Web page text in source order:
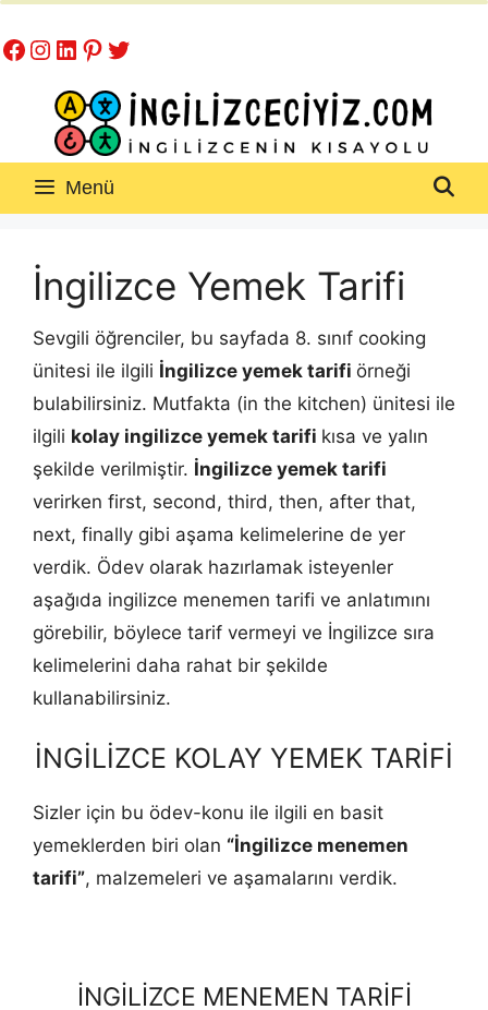
atla
Facebook
Instagram
LinkedIn
Pinterest
Twitter
Menü
İngilizce Yemek Tarifi
Sevgili öğrenciler, bu sayfada 8. sınıf cooking
ünitesi ile ilgili İngilizce yemek tarifi örneği
bulabilirsiniz. Mutfakta (in the kitchen) ünitesi ile
ilgili kolay ingilizce yemek tarifi kısa ve yalın
şekilde verilmiştir. İngilizce yemek tarifi
verirken first, second, third, then, after that,
next, finally gibi aşama kelimelerine de yer
verdik. Ödev olarak hazırlamak isteyenler
aşağıda ingilizce menemen tarifi ve anlatımını
görebilir, böylece tarif vermeyi ve İngilizce sıra
kelimelerini daha rahat bir şekilde
kullanabilirsiniz.
İNGİLİZCE KOLAY YEMEK TARİFİ
Sizler için bu ödev-konu ile ilgili en basit
yemeklerden biri olan “İngilizce menemen
tarifi”, malzemeleri ve aşamalarını verdik.
İNGİLİZCE MENEMEN TARİFİ